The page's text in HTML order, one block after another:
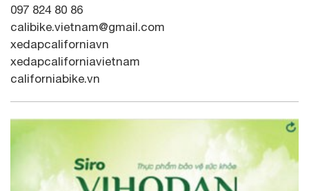
097 824 80 86
calibike.vietnam@gmail.com
xedapcaliforniavn
xedapcaliforniavietnam
californiabike.vn